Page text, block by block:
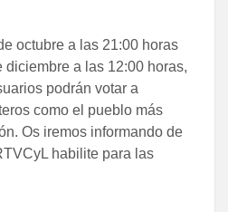
octubre a las 21:00 horas
diciembre a las 12:00 horas,
podrán votar a
como el pueblo más
Os iremos informando de
habilite para las